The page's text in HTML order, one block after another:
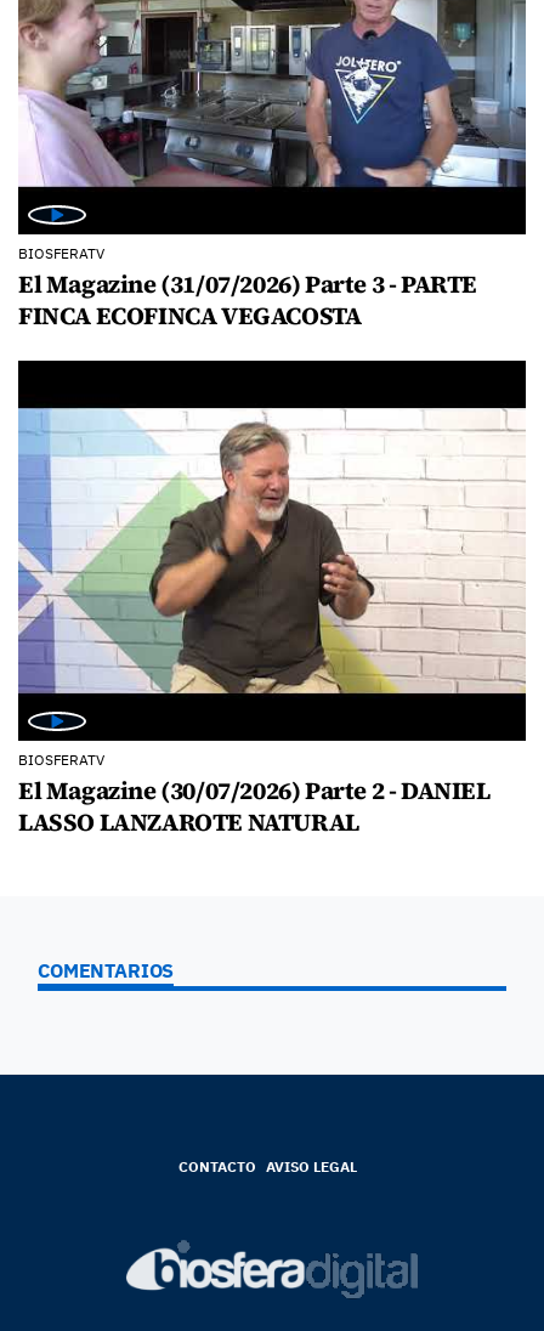
BIOSFERATV
El Magazine (31/07/2026) Parte 3 - PARTE
FINCA ECOFINCA VEGACOSTA
BIOSFERATV
El Magazine (30/07/2026) Parte 2 - DANIEL
LASSO LANZAROTE NATURAL
COMENTARIOS
CONTACTO AVISO LEGAL